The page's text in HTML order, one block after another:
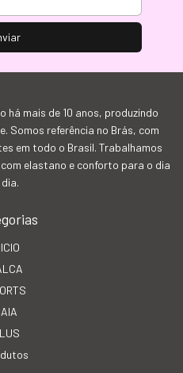
há mais de 10 anos, produzindo
Somos referência no Brás, com
em todo o Brasil. Trabalhamos
elastano e conforto para o dia